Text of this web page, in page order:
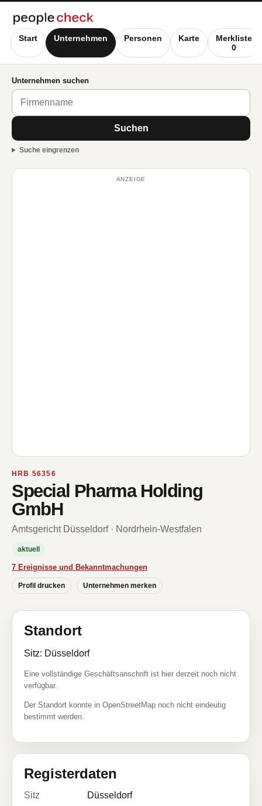
Start Unternehmen Personen Karte
Merkliste
0
Unternehmen suchen
Suchen
Suche eingrenzen
ANZEIGE
HRB 56356
Special Pharma Holding
GmbH
Amtsgericht Düsseldorf · Nordrhein-Westfalen
aktuell
7 Ereignisse und Bekanntmachungen
Profil drucken Unternehmen merken
Standort
Sitz: Düsseldorf
Eine vollständige Geschäftsanschrift ist hier derzeit noch nicht
verfügbar.
Der Standort konnte in OpenStreetMap noch nicht eindeutig
bestimmt werden.
Registerdaten
Sitz
Düsseldorf